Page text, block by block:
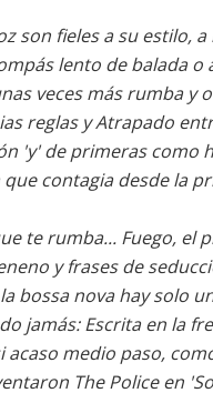
son fieles a su estilo,
lento de balada
veces más rumba y
reglas y Atrapado
'y' de primeras como
contagia desde la
te rumba... Fuego, el
y frases de
bossa nova hay solo
jamás: Escrita en la
acaso medio paso,
The Police en